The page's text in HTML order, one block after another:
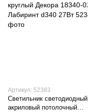
Артикул: 52383
Светильник светодиодный
акриловый потолочный